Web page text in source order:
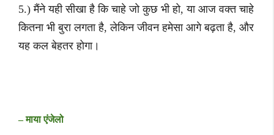
5.) मैंने यही सीखा है कि चाहे जो कुछ भी हो, या आज वक्त चाहे
कितना भी बुरा लगता है, लेकिन जीवन हमेसा आगे बढ़ता है, और
यह कल बेहतर होगा।
– माया एंजेलो